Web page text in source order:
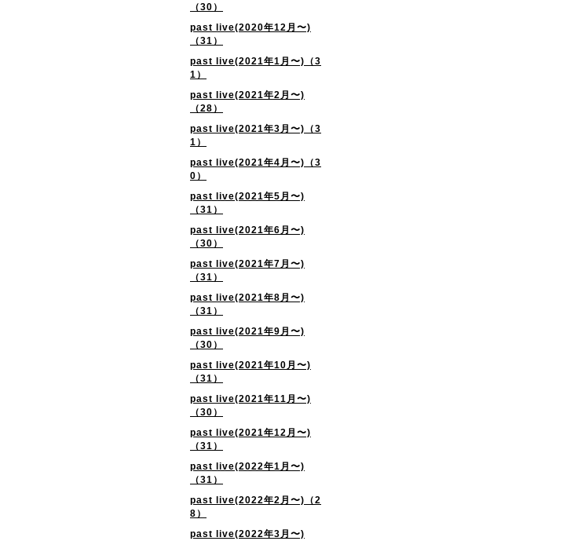
（30）
past live(2020年12月〜)
（31）
past live(2021年1月〜)（3
1）
past live(2021年2月〜)
（28）
past live(2021年3月〜)（3
1）
past live(2021年4月〜)（3
0）
past live(2021年5月〜)
（31）
past live(2021年6月〜)
（30）
past live(2021年7月〜)
（31）
past live(2021年8月〜)
（31）
past live(2021年9月〜)
（30）
past live(2021年10月〜)
（31）
past live(2021年11月〜)
（30）
past live(2021年12月〜)
（31）
past live(2022年1月〜)
（31）
past live(2022年2月〜)（2
8）
past live(2022年3月〜)